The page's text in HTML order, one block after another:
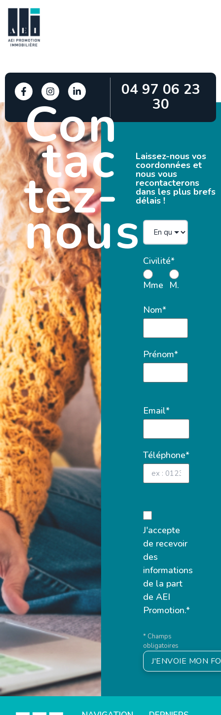
04 97 06 23
30
Con
tac
tez-
nous
Laissez-nous vos
coordonnées et
nous vous
recontacterons
dans les plus brefs
délais !
Civilité*
Mme M.
Nom*
Prénom*
Email*
Téléphone*
J'accepte
de recevoir
des
informations
de la part
de AEI
Promotion.*
* Champs
obligatoires
J'ENVOIE MON